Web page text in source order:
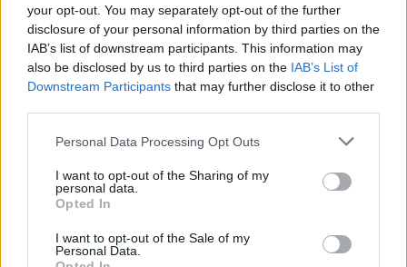
your opt-out. You may separately opt-out of the further
disclosure of your personal information by third parties on the
IAB’s list of downstream participants. This information may
also be disclosed by us to third parties on the IAB’s List of
Downstream Participants that may further disclose it to other
Personal Data Processing Opt Outs
I want to opt-out of the Sharing of my
personal data.
Opted In
I want to opt-out of the Sale of my
Personal Data.
την Τουρκία. Εγώ, είμαι ο μόνος πρωθυπουργός που
πήγα στην Άγκυρα και έθεσα το casus belli». Δεν
θυμάμαι κανέναν άλλον τέως πρωθυπουργό να το
έχει θέσει και υπάρχει από το 1995.
«Άδικη η κριτική από Σαμαρά - Καραμανλή»
Και συνέχισε ως προς την κριτική που δέχεται από
Καραμανλή - Σαμαρά: «Θεωρώ ότι είναι άδικη η
κριτική που δέχομαι από τον Αντώνη Σαμαρά και τον
Κώστα Καραμανλή. Δεν θέλω να πω πολλά